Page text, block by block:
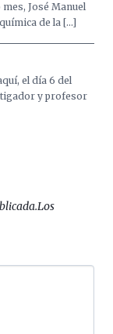
José Manuel
de la […]
el día 6 del
y profesor
Los